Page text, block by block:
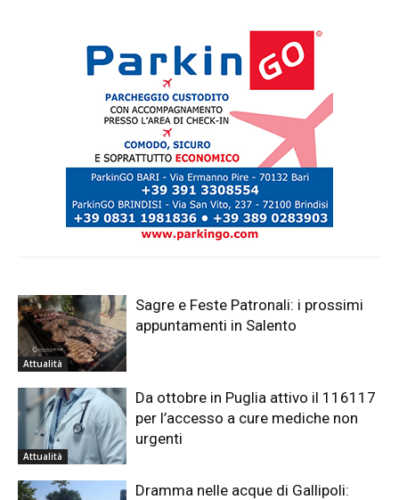
Attualità
Sagre e Feste Patronali: i prossimi
appuntamenti in Salento
Attualità
Da ottobre in Puglia attivo il 116117
per l’accesso a cure mediche non
urgenti
Dramma nelle acque di Gallipoli: